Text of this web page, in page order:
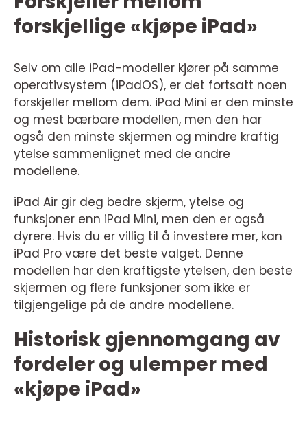
forskjellige «kjøpe iPad»
Selv om alle iPad-modeller kjører på samme
operativsystem (iPadOS), er det fortsatt noen
forskjeller mellom dem. iPad Mini er den minste
og mest bærbare modellen, men den har
også den minste skjermen og mindre kraftig
ytelse sammenlignet med de andre
modellene.
iPad Air gir deg bedre skjerm, ytelse og
funksjoner enn iPad Mini, men den er også
dyrere. Hvis du er villig til å investere mer, kan
iPad Pro være det beste valget. Denne
modellen har den kraftigste ytelsen, den beste
skjermen og flere funksjoner som ikke er
tilgjengelige på de andre modellene.
Historisk gjennomgang av
fordeler og ulemper med
«kjøpe iPad»